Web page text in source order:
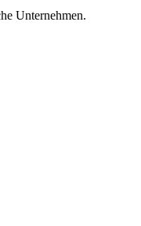
Unternehmen.